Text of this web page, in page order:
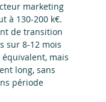
marketing
à 130-200 k€.
de transition
sur 8-12 mois
mais
long, sans
période